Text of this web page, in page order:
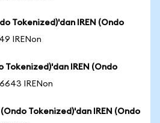
Tokenized)'dan IREN (Ondo
IRENon
Tokenized)'dan IREN (Ondo
IRENon
(Ondo Tokenized)'dan IREN (Ondo